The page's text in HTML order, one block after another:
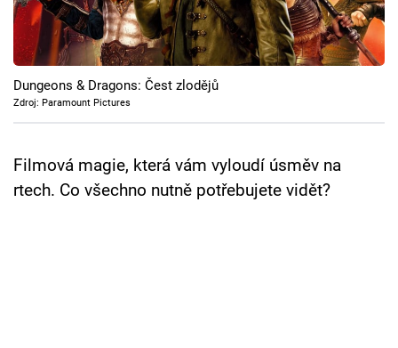
Cool Esport
Pořady
TV Program
Dungeons & Dragons: Čest zlodějů
Zdroj: Paramount Pictures
Filmová magie, která vám vyloudí úsměv na
rtech. Co všechno nutně potřebujete vidět?